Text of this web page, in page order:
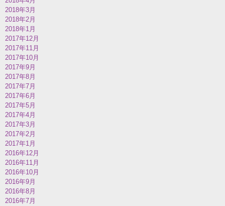
2018年3月
2018年2月
2018年1月
2017年12月
2017年11月
2017年10月
2017年9月
2017年8月
2017年7月
2017年6月
2017年5月
2017年4月
2017年3月
2017年2月
2017年1月
2016年12月
2016年11月
2016年10月
2016年9月
2016年8月
2016年7月